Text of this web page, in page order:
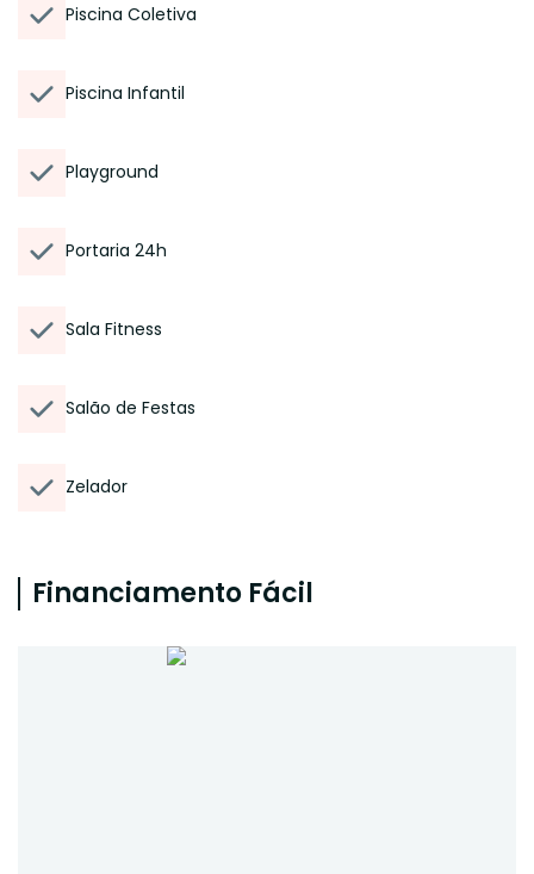
Piscina Coletiva
Piscina Infantil
Playground
Portaria 24h
Sala Fitness
Salão de Festas
Zelador
Financiamento Fácil